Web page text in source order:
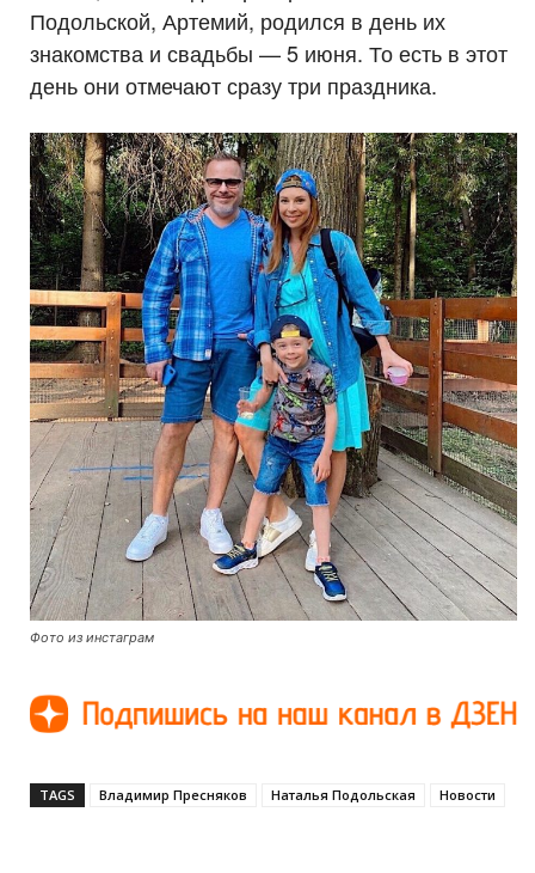
Подольской, Артемий, родился в день их
знакомства и свадьбы — 5 июня. То есть в этот
день они отмечают сразу три праздника.
Фото из инстаграм
TAGS Владимир Пресняков Наталья Подольская Новости